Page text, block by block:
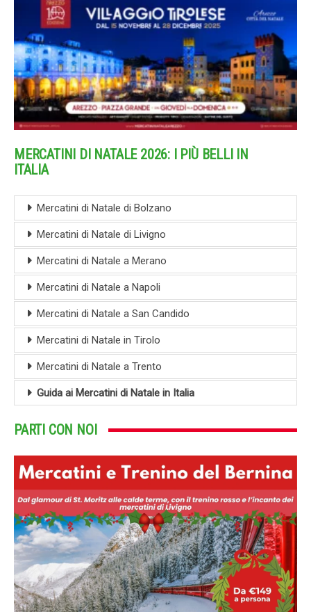
MERCATINI DI NATALE 2026: I PIÙ BELLI IN
ITALIA
Mercatini di Natale di Bolzano
Mercatini di Natale di Livigno
Mercatini di Natale a Merano
Mercatini di Natale a Napoli
Mercatini di Natale a San Candido
Mercatini di Natale in Tirolo
Mercatini di Natale a Trento
Guida ai Mercatini di Natale in Italia
PARTI CON NOI